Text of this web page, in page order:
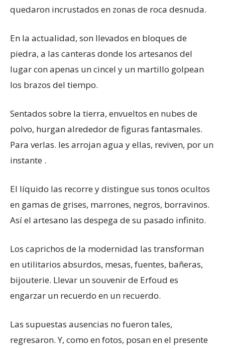
quedaron incrustados en zonas de roca desnuda.
En la actualidad, son llevados en bloques de
piedra, a las canteras donde los artesanos del
lugar con apenas un cincel y un martillo golpean
los brazos del tiempo.
Sentados sobre la tierra, envueltos en nubes de
polvo, hurgan alrededor de figuras fantasmales.
Para verlas. les arrojan agua y ellas, reviven, por un
instante .
El líquido las recorre y distingue sus tonos ocultos
en gamas de grises, marrones, negros, borravinos.
Así el artesano las despega de su pasado infinito.
Los caprichos de la modernidad las transforman
en utilitarios absurdos, mesas, fuentes, bañeras,
bijouterie. Llevar un souvenir de Erfoud es
engarzar un recuerdo en un recuerdo.
Las supuestas ausencias no fueron tales,
regresaron. Y, como en fotos, posan en el presente